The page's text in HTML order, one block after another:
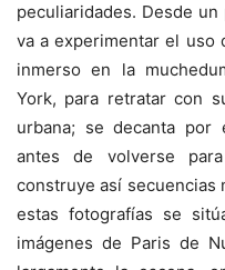
peculiaridades. Desde
va a experimentar el uso
inmerso en la
York, para retratar con
urbana; se decanta
antes de volverse
construye así secuencias
estas fotografías se
imágenes de Paris de